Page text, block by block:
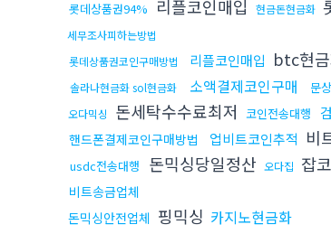
롯데상품권94% 리플코인매입 현금돈현금화
세무조사피하는방법
롯데상품권코인구매방법
리플코인매입 btc현
솔라나현금화 sol현금화 소액결제코인구매 문
오다믹싱
돈세탁수수료최저 코인전송대행
핸드폰결제코인구매방법 업비트코인추적 비
usdc전송대행 돈믹싱당일정산 오다집 잡
비트송금업체
돈믹싱안전업체 핑믹싱 카지노현금화